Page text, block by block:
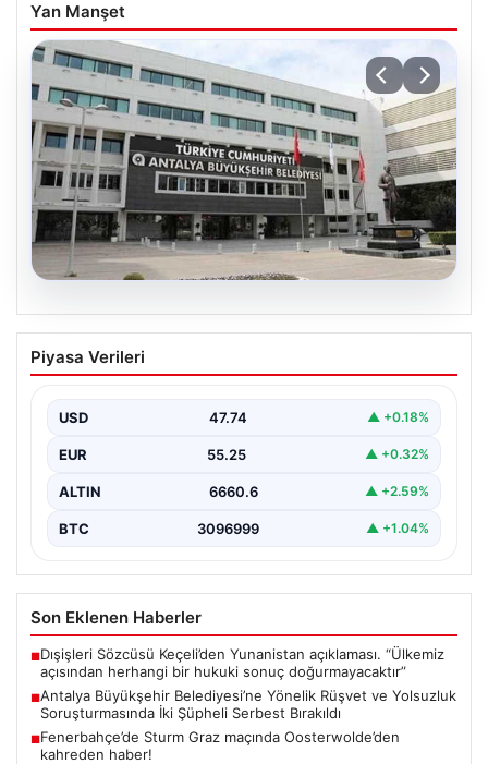
Yan Manşet
Antalya Büyükşehir Belediyesi’ne
Yönelik Rüşvet ve Yolsuzluk
Bırakıldı
Antalya Büyükşehir Belediyesi'ne bağlı gerçekleştirilen
rüşvet ve yolsuzluk soruşturması kapsamında önemli
Piyasa Verileri
USD 47.74 ▲ +0.18%
EUR 55.25 ▲ +0.32%
ALTIN 6660.6 ▲ +2.59%
BTC 3096999 ▲ +1.04%
Son Eklenen Haberler
■Dışişleri Sözcüsü Keçeli’den Yunanistan açıklaması. “Ülkemiz
açısından herhangi bir hukuki sonuç doğurmayacaktır”
■Antalya Büyükşehir Belediyesi’ne Yönelik Rüşvet ve Yolsuzluk
Soruşturmasında İki Şüpheli Serbest Bırakıldı
■Fenerbahçe’de Sturm Graz maçında Oosterwolde’den
kahreden haber!